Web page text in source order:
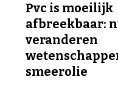
Pvc is moeilijk
afbreekbaar:
veranderen
smeerolie